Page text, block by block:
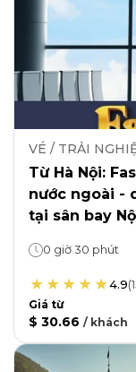
VÉ / TRẢI
Từ Hà Nội:
nước ngoài -
tại sân bay
0 giờ 30 phút
4.9(
Giá từ
$ 30.66 / khách